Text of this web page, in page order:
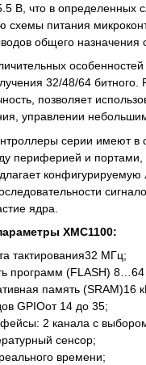
В, что в определенных
схемы питания
общего
32/48/64
позволяет
управлении
серии имеют
периферией и портами,
конфигурируемую
ядра.
XMC1100:
тактирования32 МГц;
программ (FLASH) 8…64
память (SRAM)16
GPIOот 14 до 35;
2 канала с
сенсор;
времени;